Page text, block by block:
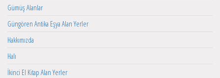
Gümüş Alanlar
Güngören Antika Eşya Alan Yerler
Hakkımızda
Halı
İkinci El Kitap Alan Yerler